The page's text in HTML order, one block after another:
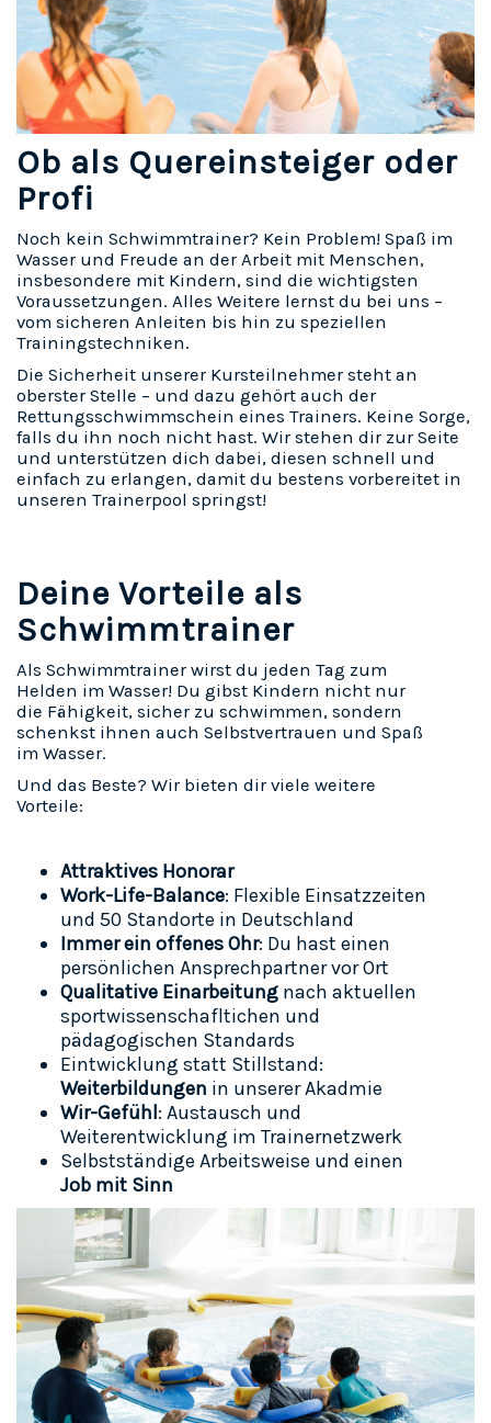
Ob als Quereinsteiger oder
Profi
Noch kein Schwimmtrainer? Kein Problem! Spaß im
Wasser und Freude an der Arbeit mit Menschen,
insbesondere mit Kindern, sind die wichtigsten
Voraussetzungen. Alles Weitere lernst du bei uns –
vom sicheren Anleiten bis hin zu speziellen
Trainingstechniken.
Die Sicherheit unserer Kursteilnehmer steht an
oberster Stelle – und dazu gehört auch der
Rettungsschwimmschein eines Trainers. Keine Sorge,
falls du ihn noch nicht hast. Wir stehen dir zur Seite
und unterstützen dich dabei, diesen schnell und
einfach zu erlangen, damit du bestens vorbereitet in
unseren Trainerpool springst!
Deine Vorteile als
Schwimmtrainer
Als Schwimmtrainer wirst du jeden Tag zum
Helden im Wasser! Du gibst Kindern nicht nur
die Fähigkeit, sicher zu schwimmen, sondern
schenkst ihnen auch Selbstvertrauen und Spaß
im Wasser.
Und das Beste? Wir bieten dir viele weitere
Vorteile:
Attraktives Honorar
Work-Life-Balance: Flexible Einsatzzeiten
und 50 Standorte in Deutschland
Immer ein offenes Ohr: Du hast einen
persönlichen Ansprechpartner vor Ort
Qualitative Einarbeitung nach aktuellen
sportwissenschafltichen und
pädagogischen Standards
Eintwicklung statt Stillstand:
Weiterbildungen in unserer Akadmie
Wir-Gefühl: Austausch und
Weiterentwicklung im Trainernetzwerk
Selbstständige Arbeitsweise und einen
Job mit Sinn